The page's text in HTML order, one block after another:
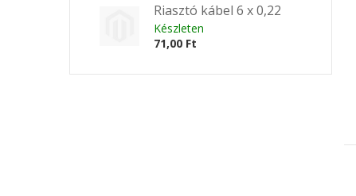
Riasztó kábel 6 x 0,22
Készleten
71,00 Ft